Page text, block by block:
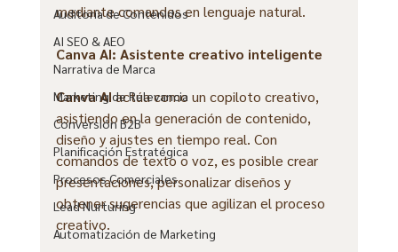
Auditoría de Contenidos
AI SEO & AEO
Narrativa de Marca
Marketing de Relevancia
Conversión B2B
Planificación Estratégica
Procesos Comerciales
Lead Nurturing
Automatización de Marketing
mediante comandos en lenguaje natural.
Canva AI: Asistente creativo inteligente
Canva AI actúa como un copiloto creativo,
asistiendo en la generación de contenido,
diseño y ajustes en tiempo real. Con
comandos de texto o voz, es posible crear
presentaciones, personalizar diseños y
obtener sugerencias que agilizan el proceso
creativo.